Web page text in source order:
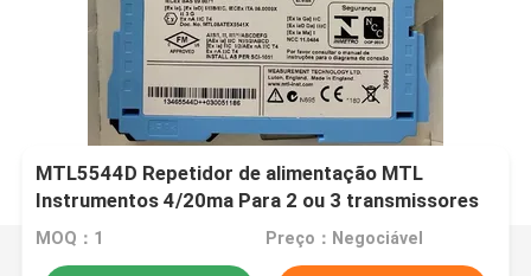
MTL5544D Repetidor de alimentação MTL
Instrumentos 4/20ma Para 2 ou 3 transmissores
de fio Duas saídas
MOQ：1 Preço：Negociável